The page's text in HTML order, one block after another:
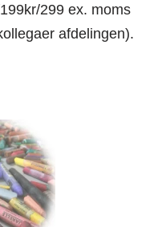
299 ex. moms
afdelingen).